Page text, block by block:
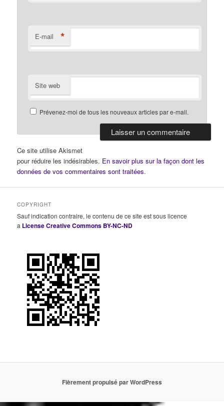
E-mail *
Site web
Prévenez-moi de tous les nouveaux articles par e-mail.
Ce site utilise Akismet
pour réduire les indésirables. En savoir plus sur la façon dont les
données de vos commentaires sont traitées.
COPYRIGHT
Sauf indication contraire, le contenu de ce site est sous licence
a License Creative Commons BY-NC-ND
Fièrement propulsé par WordPress